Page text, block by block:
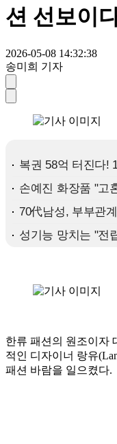
션 선보이
2026-05-08 14:32:38
송미희 기자
한류 패션의 원조이자
적인 디자이너 랑유
패션 바람을 일으켰다.